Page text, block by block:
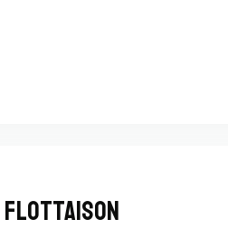
flottaison